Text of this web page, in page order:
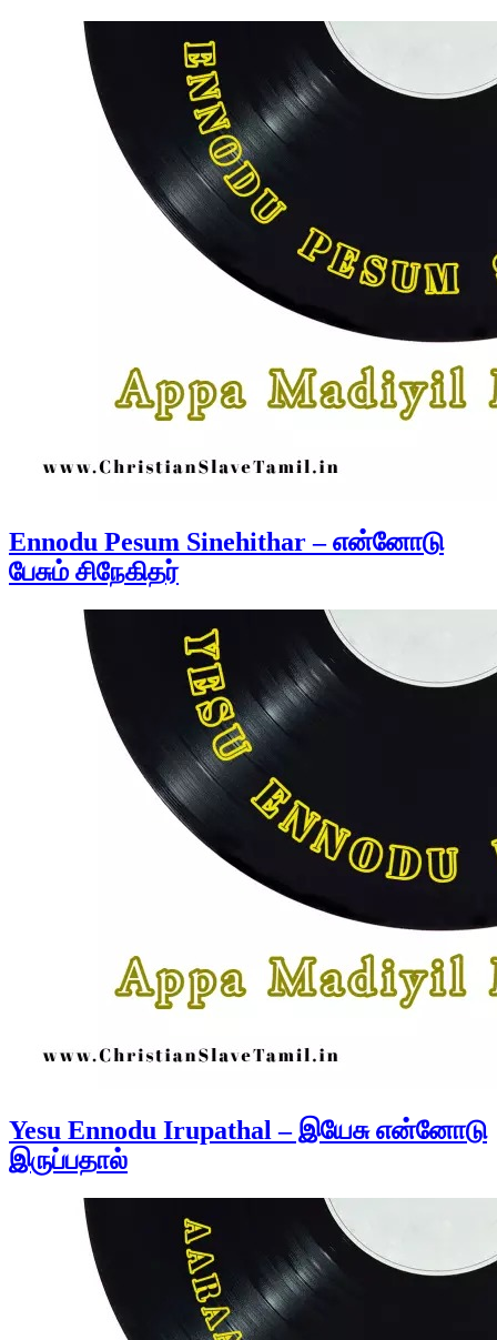
Ennodu Pesum Sinehithar – என்னோடு
பேசும் சிநேகிதர்
Yesu Ennodu Irupathal – இயேசு என்னோடு
இருப்பதால்